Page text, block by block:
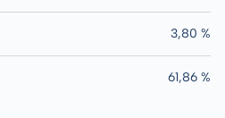
3,80 %
61,86 %